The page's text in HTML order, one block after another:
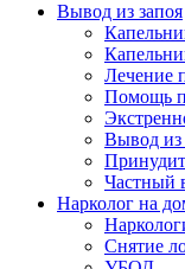
Вывод из запоя
Лечение
Помощь
Вывод из
Частный
Нарколог на
Снятие